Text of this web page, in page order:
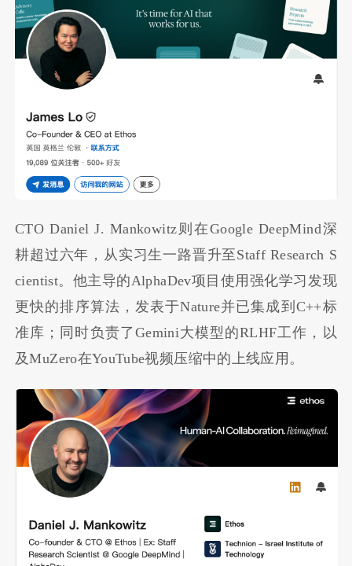
CTO Daniel J. Mankowitz则在Google DeepMind深
耕超过六年，从实习生一路晋升至Staff Research S
cientist。他主导的AlphaDev项目使用强化学习发现
更快的排序算法，发表于Nature并已集成到C++标
准库；同时负责了Gemini大模型的RLHF工作，以
及MuZero在YouTube视频压缩中的上线应用。